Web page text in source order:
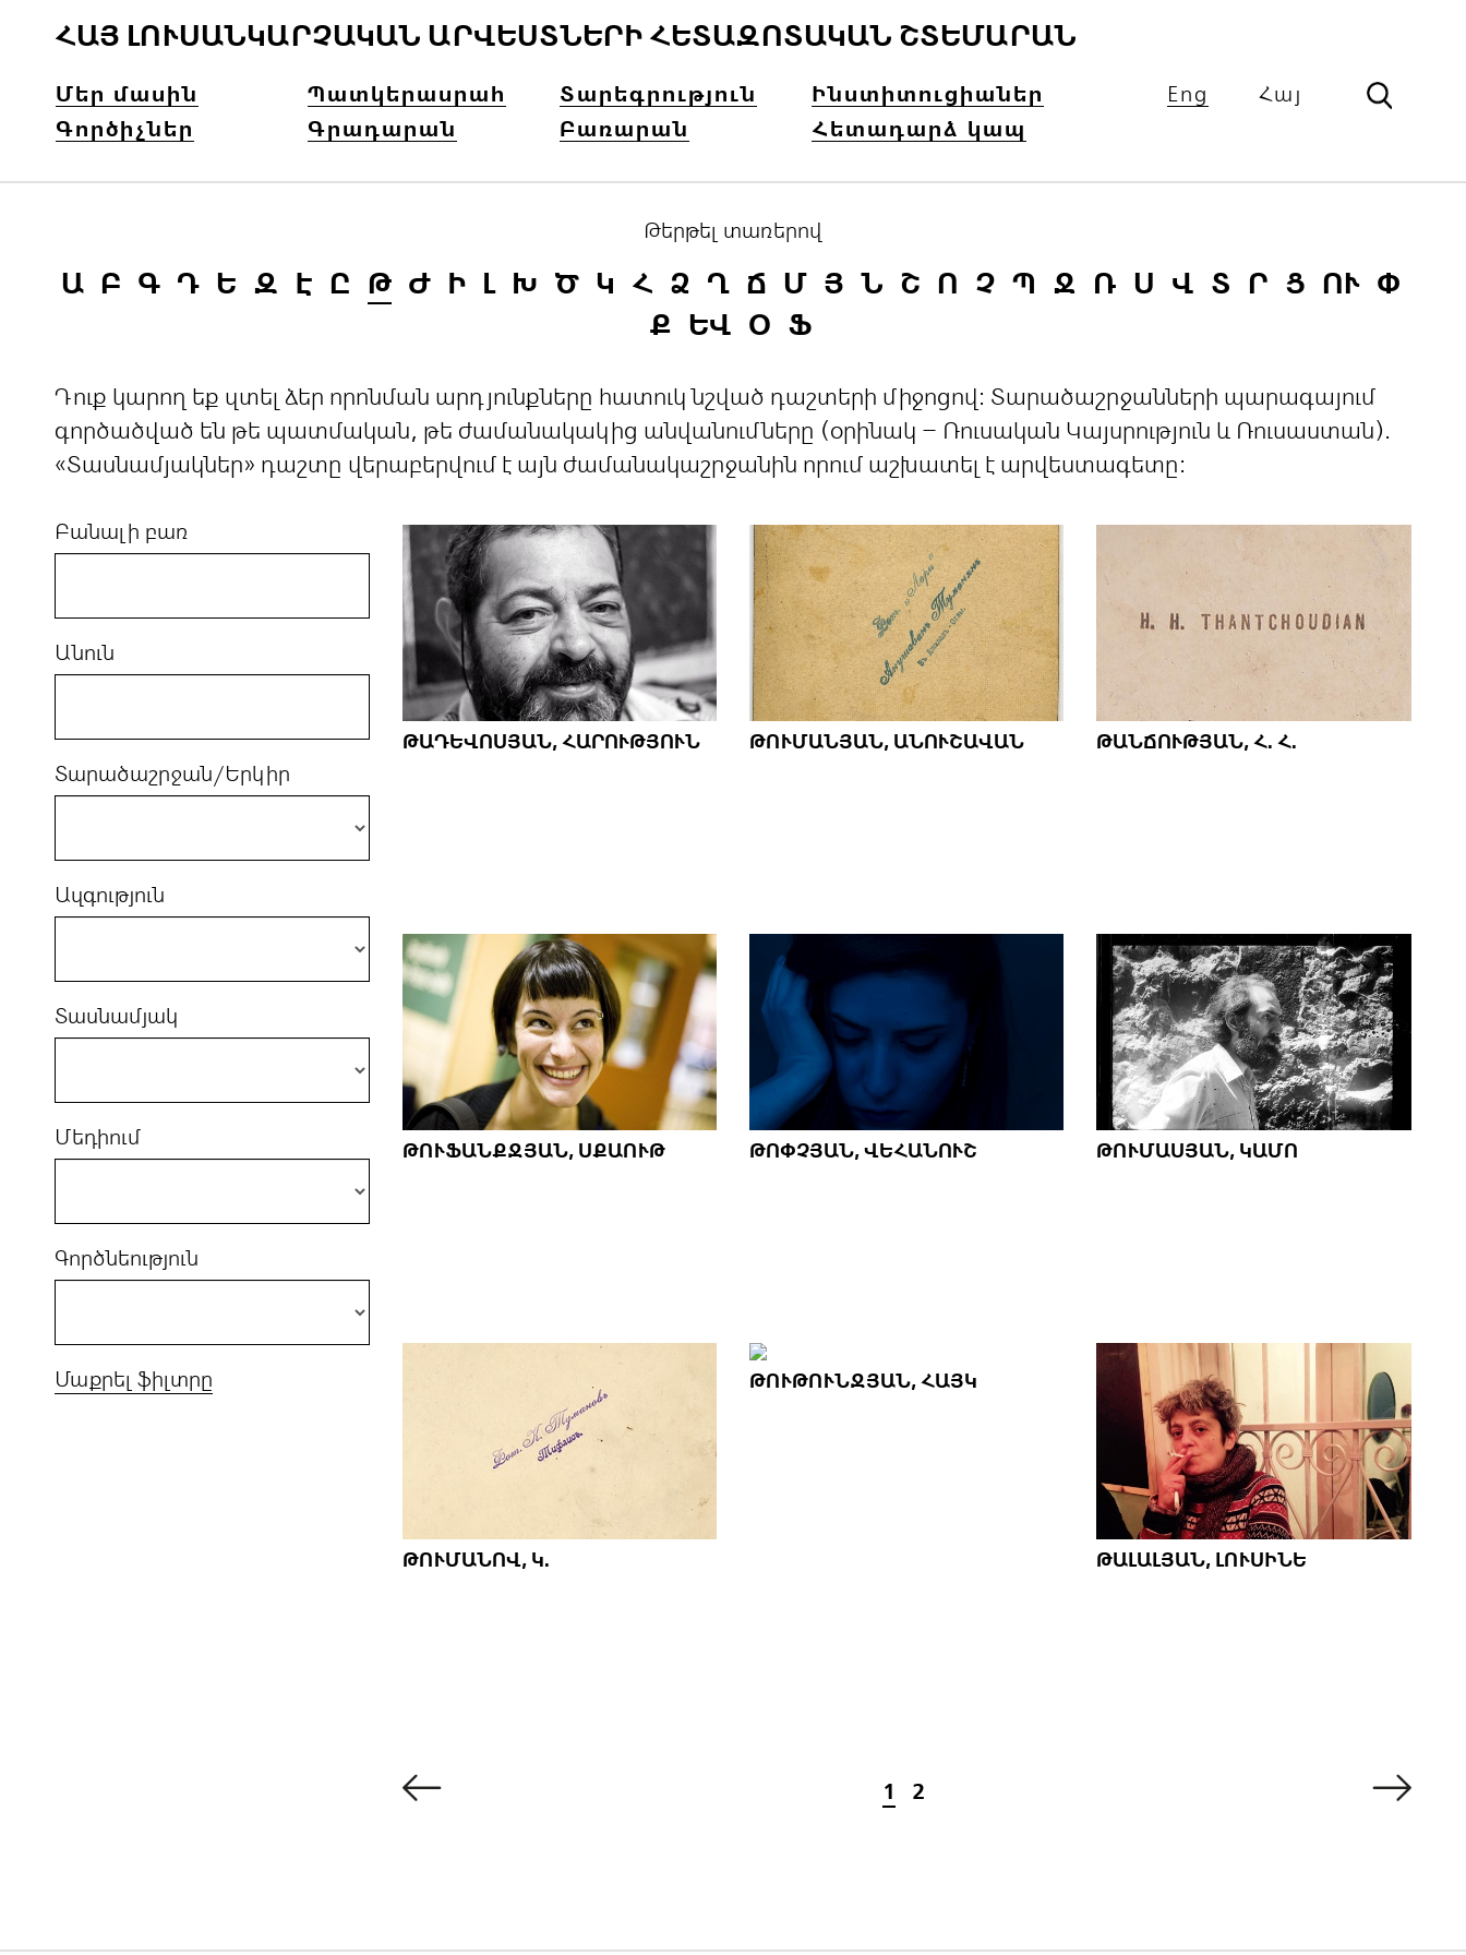
ՀԱՅ ԼՈՒՍԱՆԿԱՐՉԱԿԱՆ ԱՐՎԵՍՏՆԵՐԻ ՀԵՏԱԶՈՏԱԿԱՆ ՇՏԵՄԱՐԱՆ
Մեր մասին Պատկերասրահ Տարեգրություն
Ինստիտուցիաներ
Գործիչներ
Գրադարան Բառարան Հետադարձ կապ
Eng Հայ
Թերթել տառերով
Ա Բ Գ Դ Ե Զ Է Ը Թ Ժ Ի Լ Խ Ծ Կ Հ Ձ Ղ Ճ Մ Յ Ն Շ Ո Չ Պ Ջ Ռ Ս Վ Տ Ր Ց ՈՒ Փ
Ք ԵՎ Օ Ֆ
Դուք կարող եք զտել ձեր որոնման արդյունքները հատուկ նշված դաշտերի միջոցով: Տարածաշրջանների պարագայում
գործածված են թե պատմական, թե ժամանակակից անվանումները (օրինակ – Ռուսական Կայսրություն և Ռուսաստան).
«Տասնամյակներ» դաշտը վերաբերվում է այն ժամանակաշրջանին որում աշխատել է արվեստագետը:
Բանալի բառ
Անուն
Տարածաշրջան/Երկիր
Ազգություն
Տասնամյակ
Մեդիում
Գործնեություն
Մաքրել ֆիլտրը
ԹԱԴԵՎՈՍՅԱՆ, ՀԱՐՈՒԹՅՈՒՆ ԹՈՒՄԱՆՅԱՆ, ԱՆՈՒՇԱՎԱՆ ԹԱՆՃՈՒԹՅԱՆ, Հ. Հ.
ԹՈՒՖԱՆՔՋՅԱՆ, ՍՔԱՈՒԹ ԹՈՓՉՅԱՆ, ՎԵՀԱՆՈՒՇ ԹՈՒՄԱՍՅԱՆ, ԿԱՄՈ
ԹՈՒՄԱՆՈՎ, Կ.
ԹՈՒԹՈՒՆՋՅԱՆ, ՀԱՅԿ
ԹԱԼԱԼՅԱՆ, ԼՈՒՍԻՆԵ
1 2